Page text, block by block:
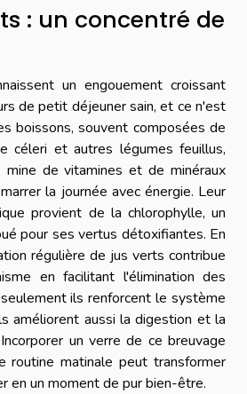
: un concentré de
un engouement croissant
de petit déjeuner sain, et ce n'est
boissons, souvent composées de
céleri et autres légumes feuillus,
de vitamines et de minéraux
la journée avec énergie. Leur
provient de la chlorophylle, un
pour ses vertus détoxifiantes. En
régulière de jus verts contribue
en facilitant l'élimination des
ils renforcent le système
améliorent aussi la digestion et la
un verre de ce breuvage
routine matinale peut transformer
en un moment de pur bien-être.